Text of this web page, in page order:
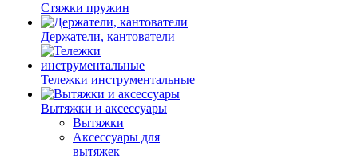
Стяжки пружин
Держатели, кантователи
Тележки инструментальные
Вытяжки и аксессуары
Вытяжки
Аксессуары для
вытяжек